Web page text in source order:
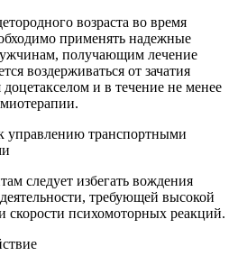
возраста во время
применять надежные
получающим лечение
воздерживаться от зачатия
и в течение не менее
управлению транспортными
следует избегать вождения
требующей высокой
скорости психомоторных реакций.